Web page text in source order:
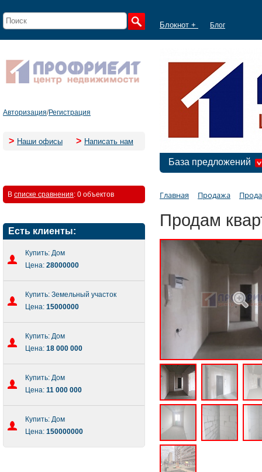
Блокнот + Блог
Авторизация/Регистрация
> Наши офисы > Написать нам
База предложений
В списке сравнения: 0 объектов
Есть клиенты:
Купить: Дом
Цена: 28000000
Купить: Земельный участок
Цена: 15000000
Купить: Дом
Цена: 18 000 000
Купить: Дом
Цена: 11 000 000
Купить: Дом
Цена: 150000000
Главная Продажа
Продам